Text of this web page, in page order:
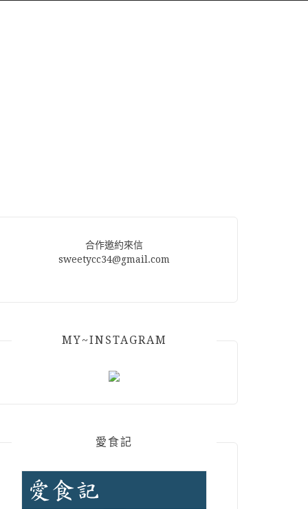
合作邀約來信
sweetycc34@gmail.com
MY~INSTAGRAM
愛食記